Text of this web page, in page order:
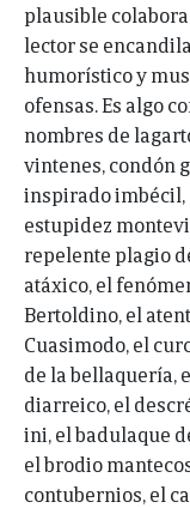
plausible
lector se
humorístico y
ofensas. Es algo
nombres de
vintenes, condón
inspirado imbécil,
estupidez
repelente plagio
atáxico, el
Bertoldino, el
Cuasimodo, el
de la bellaquería,
diarreico, el
ini, el badulaque
el brodio
contubernios, el